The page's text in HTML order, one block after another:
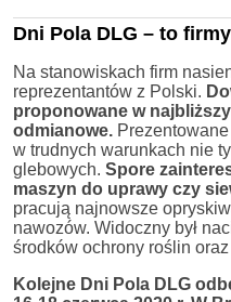
Dni Pola DLG – to
Na stanowiskach firm
reprezentantów z Polski.
proponowane w
odmianowe.
w trudnych warunkach nie
glebowych. Spore
maszyn do uprawy czy
pracują najnowsze
nawozów. Widoczny był
środków ochrony roślin
Kolejne Dni Pola DLG